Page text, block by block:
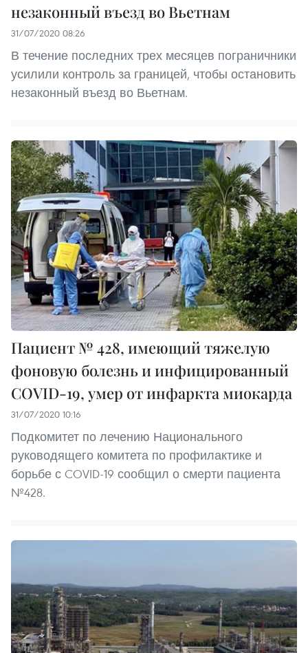
незаконный въезд во Вьетнам
31/07/2020 08:26
В течение последних трех месяцев пограничники
усилили контроль за границей, чтобы остановить
незаконный въезд во Вьетнам.
Пациент № 428, имеющий тяжелую
фоновую болезнь и инфицированный
COVID-19, умер от инфаркта миокарда
31/07/2020 10:16
Подкомитет по лечению Национального
руководящего комитета по профилактике и
борьбе с COVID-19 сообщил о смерти пациента
№428.